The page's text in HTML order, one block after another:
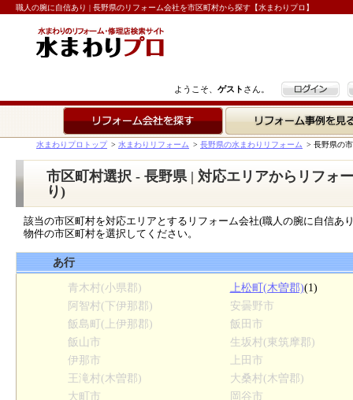
職人の腕に自信あり | 長野県のリフォーム会社を市区町村から探す【水まわりプロ】
ようこそ、 ゲスト さん。 ログイン
リフォーム事例を見る
水まわりプロトップ > 水まわりリフォーム > 長野県の水まわりリフォーム > 長野県の
市区町村選択 - 長野県 | 対応エリアからリフォ
り)
該当の市区町村を対応エリアとするリフォーム会社(職人の腕に自信あ
物件の市区町村を選択してください。
あ行
青木村(小県郡)
上松町(木曽郡)(1)
阿智村(下伊那郡)
安曇野市
飯島町(上伊那郡)
飯田市
飯山市
生坂村(東筑摩郡)
伊那市
上田市
王滝村(木曽郡)
大桑村(木曽郡)
大町市
岡谷市